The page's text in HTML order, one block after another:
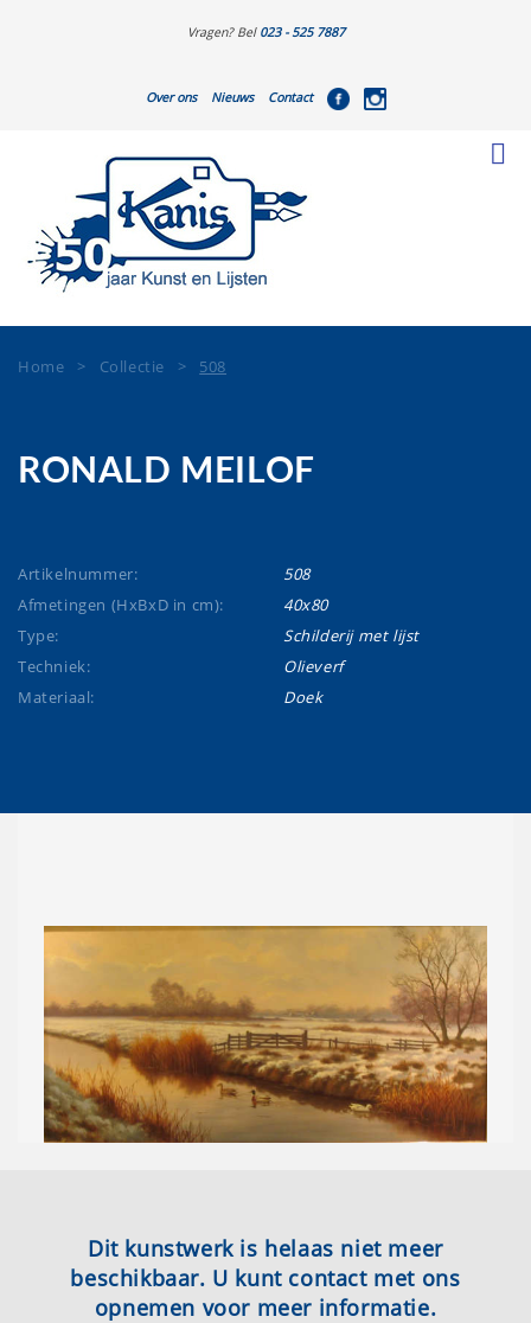
Vragen? Bel 023 - 525 7887
Over ons Nieuws Contact
Home > Collectie > 508
RONALD MEILOF
Artikelnummer:
508
Afmetingen (HxBxD in cm):
40x80
Type:
Schilderij met lijst
Techniek:
Olieverf
Materiaal:
Doek
Dit kunstwerk is helaas niet meer
beschikbaar. U kunt contact met ons
opnemen voor meer informatie.